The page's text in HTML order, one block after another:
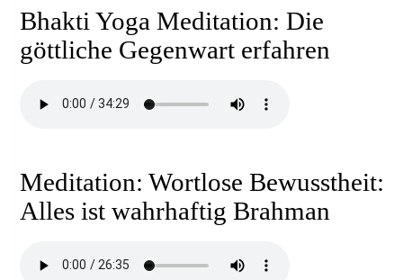
Bhakti Yoga Meditation: Die
göttliche Gegenwart erfahren
Meditation: Wortlose Bewusstheit:
Alles ist wahrhaftig Brahman